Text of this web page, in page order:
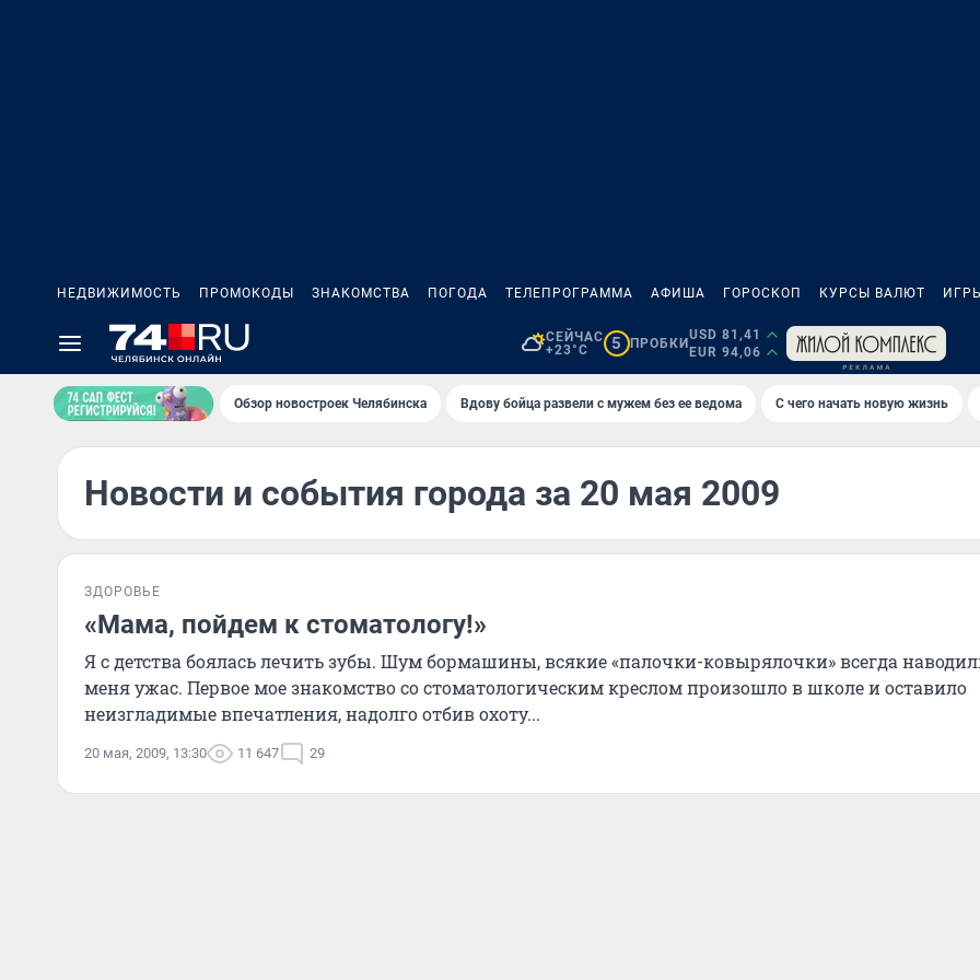
НЕДВИЖИМОСТЬ ПРОМОКОДЫ ЗНАКОМСТВА ПОГОДА ТЕЛЕПРОГРАММА АФИША ГОРОСКОП КУРСЫ ВАЛЮТ
СЕЙЧАС
+23°C
5 ПРОБКИ
USD 81,41
EUR 94,06
Обзор новостроек Челябинска Вдову бойца развели с мужем без ее ведома С чего начать новую жизнь
Новости и события города за 20 мая 2009
ЗДОРОВЬЕ
«Мама, пойдем к стоматологу!»
Я с детства боялась лечить зубы. Шум бормашины, всякие «палочки-ковырялочки» всегда
меня ужас. Первое мое знакомство со стоматологическим креслом произошло в школе и оставило
неизгладимые впечатления, надолго отбив охоту...
20 мая, 2009, 13:30 11 647 29